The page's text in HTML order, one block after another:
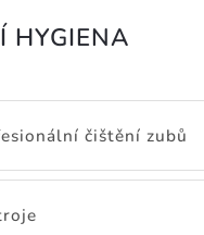
HYGIENA
čištění zubů